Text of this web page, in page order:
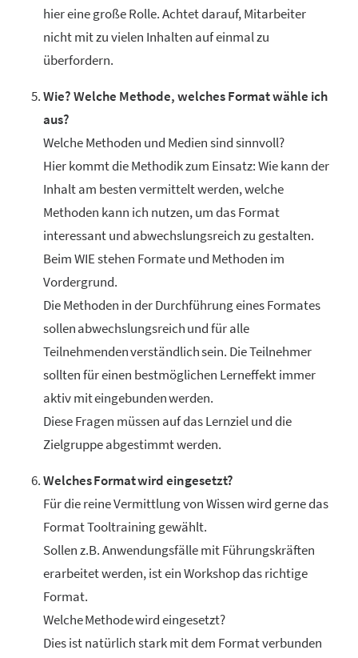
hier eine große Rolle. Achtet darauf, Mitarbeiter
nicht mit zu vielen Inhalten auf einmal zu
überfordern.
Wie? Welche Methode, welches Format wähle ich
aus?
Welche Methoden und Medien sind sinnvoll?
Hier kommt die Methodik zum Einsatz: Wie kann der
Inhalt am besten vermittelt werden, welche
Methoden kann ich nutzen, um das Format
interessant und abwechslungsreich zu gestalten.
Beim WIE stehen Formate und Methoden im
Vordergrund.
Die Methoden in der Durchführung eines Formates
sollen abwechslungsreich und für alle
Teilnehmenden verständlich sein. Die Teilnehmer
sollten für einen bestmöglichen Lerneffekt immer
aktiv mit eingebunden werden.
Diese Fragen müssen auf das Lernziel und die
Zielgruppe abgestimmt werden.
Welches Format wird eingesetzt?
Für die reine Vermittlung von Wissen wird gerne das
Format Tooltraining gewählt.
Sollen z.B. Anwendungsfälle mit Führungskräften
erarbeitet werden, ist ein Workshop das richtige
Format.
Welche Methode wird eingesetzt?
Dies ist natürlich stark mit dem Format verbunden